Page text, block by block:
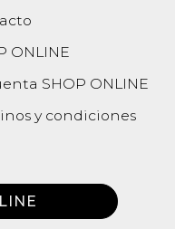
ONLINE
SHOP ONLINE
y condiciones